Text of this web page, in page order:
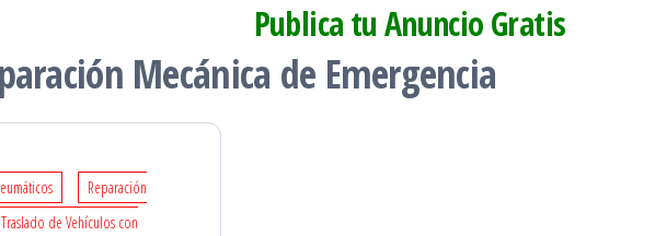
Publica tu Anuncio Gratis
Mecánica de Emergencia
Reparación
Traslado de Vehículos con